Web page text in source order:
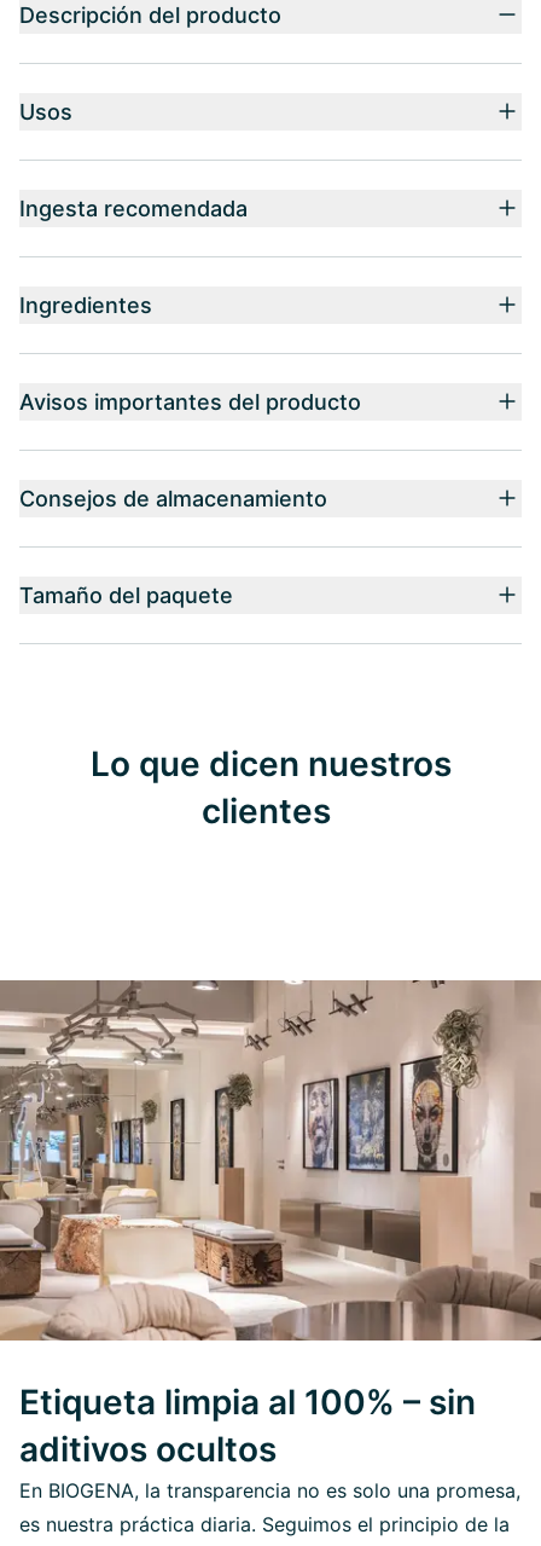
Descripción del producto
Usos
Ingesta recomendada
Ingredientes
Avisos importantes del producto
Consejos de almacenamiento
Tamaño del paquete
Lo que dicen nuestros
clientes
Etiqueta limpia al 100% – sin
aditivos ocultos
En BIOGENA, la transparencia no es solo una promesa,
es nuestra práctica diaria. Seguimos el principio de la